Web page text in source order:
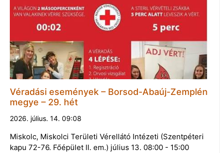
Véradási események – Borsod-Abaúj-Zemplén
megye – 29. hét
2026. július. 14. 09:08
Miskolc, Miskolci Területi Vérellátó Intézeti (Szentpéteri
kapu 72-76. Főépület II. em.) július 13. 08:00 - 15:00